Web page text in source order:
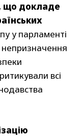
що докладе
у парламенті
всі